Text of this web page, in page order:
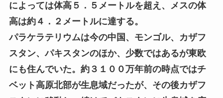
によっては体高５．５メートルを超え、メスの体
高は約４．２メートルに達する。
パラケラテリウムは今の中国、モンゴル、カザフ
スタン、パキスタンのほか、少数ではあるが東欧
にも住んでいた。約３１００万年前の時点ではチ
ベット高原北部が生息域だったが、その後カザフ